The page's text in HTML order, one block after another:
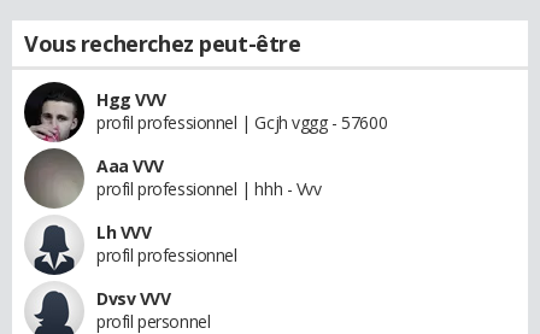
Vous recherchez peut-être
Hgg VVV
profil professionnel | Gcjh vggg - 57600
Aaa VVV
profil professionnel | hhh - Vvv
Lh VVV
profil professionnel
Dvsv VVV
profil personnel